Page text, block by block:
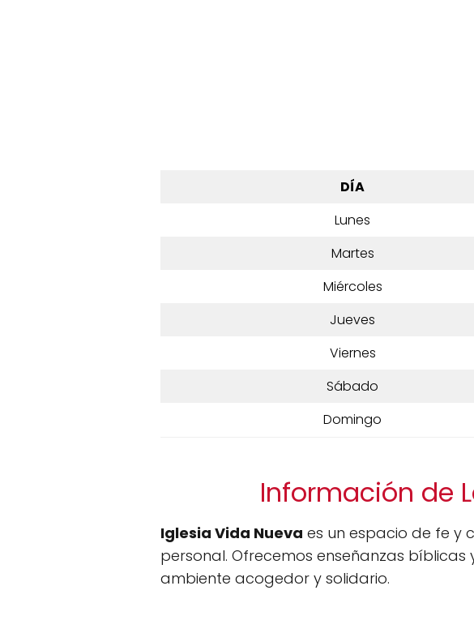
DÍA
Lunes
Martes
Miércoles
Jueves
Viernes
Sábado
Domingo
Información de
Iglesia Vida Nueva es un espacio de fe y
personal. Ofrecemos enseñanzas
ambiente acogedor y solidario.